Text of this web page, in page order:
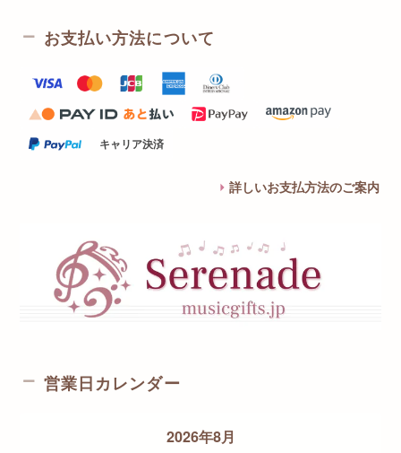
お支払い方法について
キャリア決済
詳しいお支払方法のご案内
営業日カレンダー
2026年8月